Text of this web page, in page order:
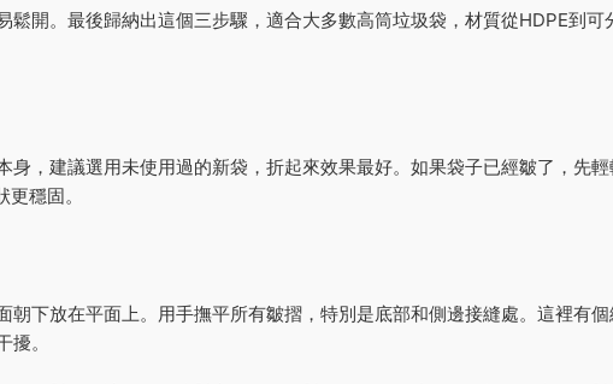
開。最後歸納出這個三步驟，適合大多數高筒垃圾袋，材質從HDPE到可
，建議選用未使用過的新袋，折起來效果最好。如果袋子已經皺了，先輕
穩固。
下放在平面上。用手撫平所有皺摺，特別是底部和側邊接縫處。這裡有個
。